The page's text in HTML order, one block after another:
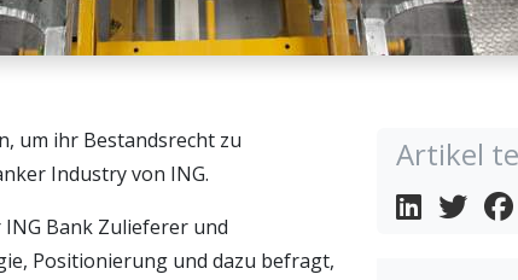
um ihr Bestandsrecht zu
Industry von ING.
Bank Zulieferer und
Positionierung und dazu befragt,
Artikel